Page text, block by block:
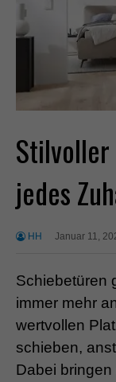
jedes
HH Januar 11,
Schiebetüren
immer mehr
wertvollen
schieben,
Dabei